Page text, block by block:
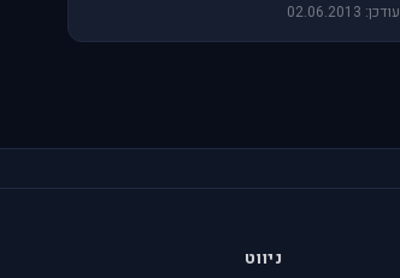
עודכן: 02.06.2013
ניווט